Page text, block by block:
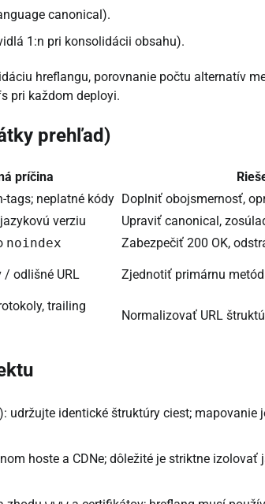
canonical).
1:n pri konsolidácii obsahu).
hreflangu, porovnanie počtu alternatív
pri každom deployi.
prehľad)
príčina
tags; neplatné kódy Doplniť obojsmernosť,
verziu
Upraviť canonical,
noindex
Zabezpečiť 200 OK,
/ odlišné URL Zjednotiť primárnu
trailing
Normalizovať URL
): udržujte identické štruktúry ciest; mapovanie
hoste a CDNe; dôležité je striktne izolovať